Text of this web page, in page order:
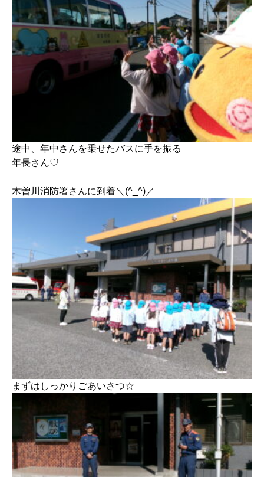
途中、年中さんを乗せたバスに手を振る
年長さん♡
木曽川消防署さんに到着＼(^_^)／
まずはしっかりごあいさつ☆